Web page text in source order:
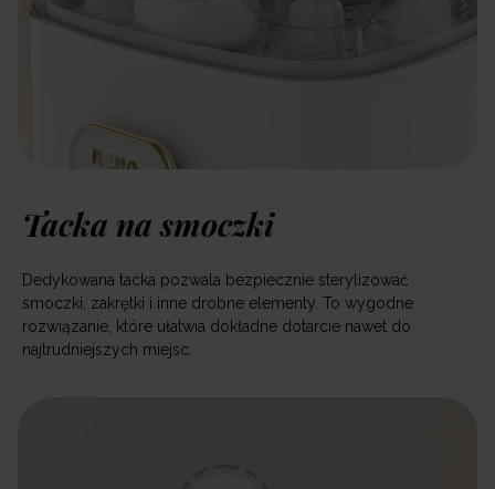
Tacka na smoczki
Dedykowana tacka pozwala bezpiecznie sterylizować
smoczki, zakrętki i inne drobne elementy. To wygodne
rozwiązanie, które ułatwia dokładne dotarcie nawet do
najtrudniejszych miejsc.